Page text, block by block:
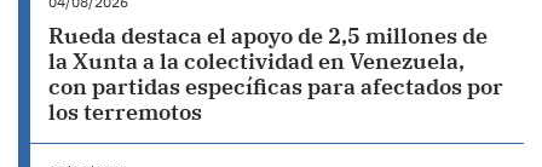
Rueda destaca el apoyo de 2,5 millones de
la Xunta a la colectividad en Venezuela,
con partidas específicas para afectados por
los terremotos